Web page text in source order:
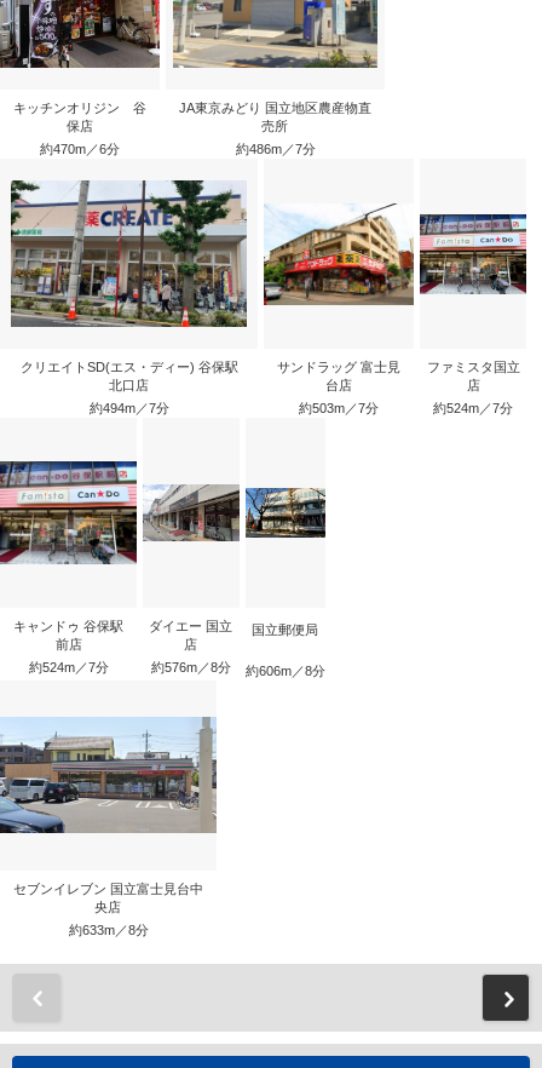
キッチンオリジン 谷
保店
約470m／6分
JA東京みどり 国立地区農産物直
売所
約486m／7分
クリエイトSD(エス・ディー) 谷保駅
北口店
約494m／7分
サンドラッグ 富士見
台店
約503m／7分
ファミスタ国立
店
約524m／7分
キャンドゥ 谷保駅
前店
約524m／7分
ダイエー 国立
店
約576m／8分
国立郵便局
約606m／8分
セブンイレブン 国立富士見台中
央店
約633m／8分